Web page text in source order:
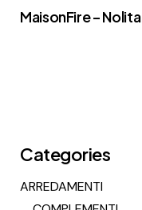
MaisonFire – Nolita
Categories
ARREDAMENTI